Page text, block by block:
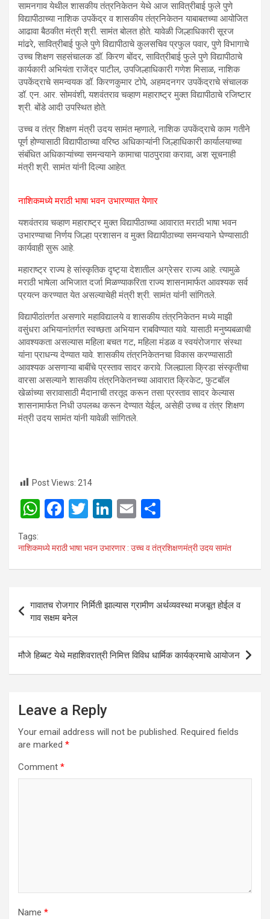
सामनगाव येथील शासकीय तंत्रनिकेतन येथे आज सावित्रीबाई फुले पुणे
विद्यापीठाच्या नाशिक उपकेंद्र व शासकीय तंत्रनिकेतन याबाबतच्या आयोजित
आढावा बैठकीत मंत्री श्री. सामंत बोलत होते. यावेळी जिल्हाधिकारी सूरज
मांढरे, सावित्रीबाई फुले पुणे विद्यापीठाचे कुलसचिव प्रफुल पवार, पुणे विभागाचे
उच्च शिक्षण सहसंचालक डॉ. किरण बोंदर, सावित्रीबाई फुले पुणे विद्यापीठाचे
कार्यकारी अभियंता राजेंद्र पाटील, उपजिल्हाधिकारी गणेश मिसाळ, नाशिक
उपकेंद्राचे समन्वयक डॉ. किरणकुमार टोपे, अहमदनगर उपकेंद्राचे संचालक
डॉ. एन. आर. सोमवंशी, यशवंतराव चव्हाण महाराष्ट्र मुक्त विद्यापीठाचे रजिष्टार
श्री. बोंडे आदी उपस्थित होते.
उच्च व तंत्र शिक्षण मंत्री उदय सामंत म्हणाले, नाशिक उपकेंद्राचे काम गतीने
पूर्ण होण्यासाठी विद्यापीठाच्या वरिष्ठ अधिकाऱ्यांनी जिल्हाधिकारी कार्यालयाच्या
संबंधित अधिकाऱ्यांच्या समन्वयाने कामाचा पाठपुरावा करावा, अश सूचनाही
मंत्री श्री. सामंत यांनी दिल्या आहेत.
नाशिकमध्ये मराठी भाषा भवन उभारण्यात येणार
यशवंतराव चव्हाण महाराष्ट्र मुक्त विद्यापीठाच्या आवारात मराठी भाषा भवन
उभारण्याचा निर्णय जिल्हा प्रशासन व मुक्त विद्यापीठाच्या समन्वयाने घेण्यासाठी
कार्यवाही सुरू आहे.
महाराष्ट्र राज्य हे सांस्कृतिक दृष्ट्या देशातील अग्रेसर राज्य आहे. त्यामुळे
मराठी भाषेला अभिजात दर्जा मिळण्याकरिता राज्य शासनामार्फत आवश्यक सर्व
प्रयत्न करण्यात येत असल्याचेही मंत्री श्री. सामंत यांनी सांगितले.
विद्यापीठांतर्गत असणारे महाविद्यालये व शासकीय तंत्रनिकेतन मध्ये माझी
वसुंधरा अभियानांतर्गत स्वच्छता अभियान राबविण्यात यावे. यासाठी मनुष्यबळाची
आवश्यकता असल्यास महिला बचत गट, महिला मंडळ व स्वयंरोजगार संस्था
यांना प्राधन्य देण्यात यावे. शासकीय तंत्रनिकेतनचा विकास करण्यासाठी
आवश्यक असणाऱ्या बाबींचे प्रस्ताव सादर करावे. जिल्ह्याला क्रिडा संस्कृतीचा
वारसा असल्याने शासकीय तंत्रनिकेतनच्या आवारात क्रिकेट, फुटबॉल
खेळांच्या सरावासाठी मैदानाची तरतूद करून तसा प्रस्ताव सादर केल्यास
शासनामार्फत निधी उपलब्ध करून देण्यात येईल, असेही उच्च व तंत्र शिक्षण
मंत्री उदय सामंत यांनी यावेळी सांगितले.
Post Views: 214
W
at
s
p
p
F
ce
b
o
k
T
tt
er
Li
ke
dI
E
ail ar
e
Tags:
नाशिकमध्ये मराठी भाषा भवन उभारणार : उच्च व तंत्रशिक्षणमंत्री उदय सामंत
navigation
गावातच रोजगार निर्मिती झाल्यास ग्रामीण अर्थव्यवस्था मजबूत होईल व
गाव सक्षम बनेल
मौजे हिब्बट येथे महाशिवरात्री निमित्त विविध धार्मिक कार्यक्रमाचे आयोजन
Leave a Reply
Your email address will not be published. Required fields
are marked *
Comment *
Name *